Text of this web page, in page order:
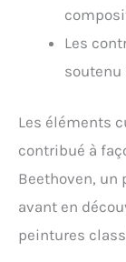
Les
soutenu
Les éléments
contribué à
Beethoven, un
avant en
peintures